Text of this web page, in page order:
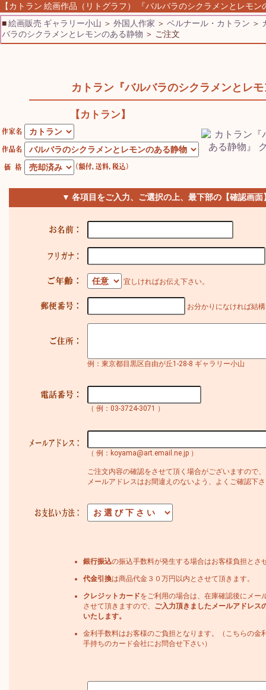
【カトラン 絵画作品（リトグラフ） 『バルバラのシクラメンとレモ
■絵画販売 ギャラリー小山 ＞ 外国人作家 ＞ ベルナール・カトラン ＞
バラのシクラメンとレモンのある静物 ＞ ご注文
カトラン『バルバラのシクラメンとレ
【カトラン】
▼ 各項目をご入力、ご選択の上、最下部の【確認画
宜しければお伝え下さい。
お分かりになければ結
例：東京都目黒区自由が丘1-28-8 ギャラリー小山
（ 例：03-3724-3071 ）
（ 例：koyama@art.email.ne.jp ）
ご注文内容の確認をさせて頂く場合がございますので、
メールアドレスはお間違えのないよう、よくご確認下
銀行振込の振込手数料が発生する場合はお客様負担とさ
代金引換は商品代金３０万円以内とさせて頂きます。
クレジットカードをご利用の場合は、在庫確認後にメー
させて頂きますので、
ご入力頂きましたメールアドレス
いたします。
金利手数料はお客様のご負担となります。（こちらの金
手持ちのカード会社にお問合せ下さい）